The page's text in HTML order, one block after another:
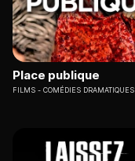
Place publique
FILMS COMÉDIES DRAMATIQUES